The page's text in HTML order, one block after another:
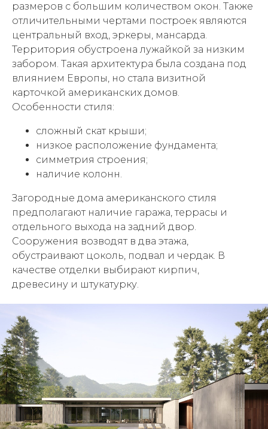
размеров с большим количеством окон. Также
отличительными чертами построек являются
центральный вход, эркеры, мансарда.
Территория обустроена лужайкой за низким
забором. Такая архитектура была создана под
влиянием Европы, но стала визитной
карточкой американских домов.
Особенности стиля:
сложный скат крыши;
низкое расположение фундамента;
симметрия строения;
наличие колонн.
Загородные дома американского стиля
предполагают наличие гаража, террасы и
отдельного выхода на задний двор.
Сооружения возводят в два этажа,
обустраивают цоколь, подвал и чердак. В
качестве отделки выбирают кирпич,
древесину и штукатурку.